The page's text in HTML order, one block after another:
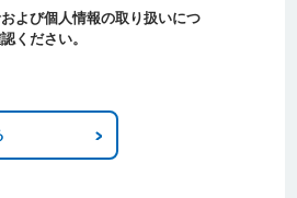
よび個人情報の取り扱いにつ
ください。